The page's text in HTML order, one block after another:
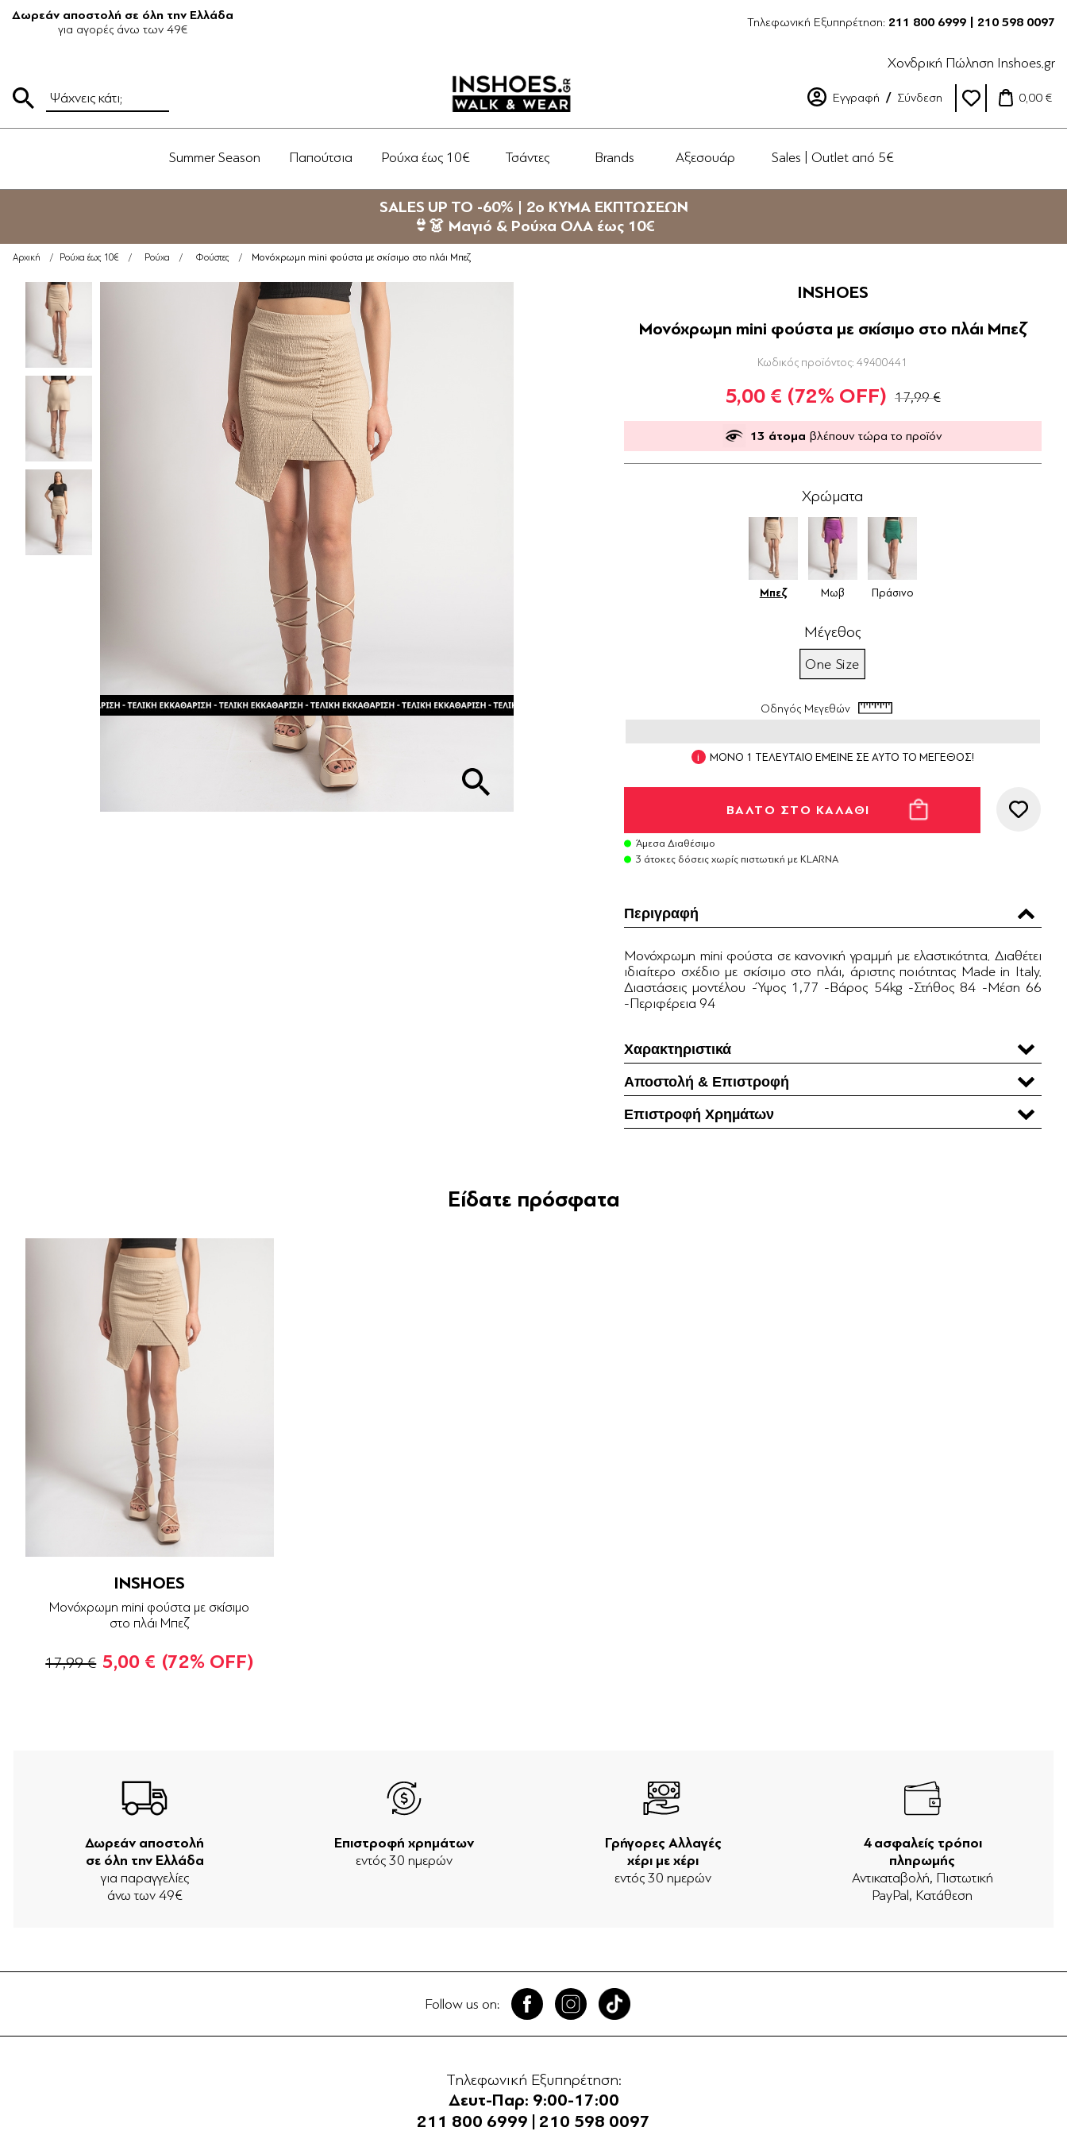
Δωρεάν αποστολή σε όλη την Ελλάδα
για αγορές άνω των 49€
Τηλεφωνική Εξυπηρέτηση: 211 800 6999 | 210 598 0097
Χονδρική Πώληση Inshoes.gr
Εγγραφή Σύνδεση 0,00 €
Summer Season Παπούτσια Ρούχα έως 10€ Τσάντες Brands Αξεσουάρ Sales | Outlet από 5€
SALES UP TO -60% | 2ο ΚΥΜΑ ΕΚΠΤΩΣΕΩΝ
👙👗 Μαγιό & Ρούχα ΟΛΑ έως 10€
Αρχική / Ρούχα έως 10€ / Ρούχα / Φούστες / Μονόχρωμη mini φούστα με σκίσιμο στο πλάι Μπεζ
INSHOES
Μονόχρωμη mini φούστα με σκίσιμο στο πλάι Μπεζ
Κωδικός προϊόντος: 49400441
5,00 € (72% OFF) 17,99 €
13 άτομα βλέπουν τώρα το προϊόν
Χρώματα
Μπεζ Μωβ Πράσινο
Μέγεθος
One Size
Οδηγός Μεγεθών
ΜΟΝΟ 1 ΤΕΛΕΥΤΑΙΟ ΕΜΕΙΝΕ ΣΕ ΑΥΤΟ ΤΟ ΜΕΓΕΘΟΣ!
Άμεσα Διαθέσιμο
3 άτοκες δόσεις χωρίς πιστωτική με KLARNA
Περιγραφή
Μονόχρωμη mini φούστα σε κανoνική γραμμή με ελαστικότητα. Διαθέτει
ιδιαίτερο σχέδιο με σκίσιμο στο πλάι, άριστης ποιότητας Made in Italy.
Διαστάσεις μοντέλου -Ύψος 1,77 -Βάρος 54kg -Στήθος 84 -Μέση 66
-Περιφέρεια 94
Χαρακτηριστικά
Αποστολή & Επιστροφή
Επιστροφή Χρηµάτων
Είδατε πρόσφατα
INSHOES
Μονόχρωμη mini φούστα με σκίσιμο
στο πλάι Μπεζ
17,99 € 5,00 € (72% OFF)
Δωρεάν αποστολή
σε όλη την Ελλάδα
για παραγγελίες
άνω των 49€
Επιστροφή χρημάτων
εντός 30 ημερών
Γρήγορες Αλλαγές
χέρι με χέρι
εντός 30 ημερών
4 ασφαλείς τρόποι
πληρωμής
Αντικαταβολή, Πιστωτική
PayPal, Κατάθεση
Follow us on:
Τηλεφωνική Εξυπηρέτηση:
Δευτ-Παρ: 9:00-17:00
211 800 6999
210 598 0097